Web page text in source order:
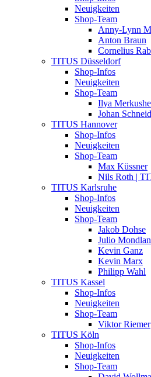
Neuigkeiten
Shop-Team
Anny-Lynn
Anton Braun
Cornelius
TITUS Düsseldorf
Shop-Infos
Neuigkeiten
Shop-Team
Ilya
Johan
TITUS Hannover
Shop-Infos
Neuigkeiten
Shop-Team
Max Küssner
Nils Roth |
TITUS Karlsruhe
Shop-Infos
Neuigkeiten
Shop-Team
Jakob Dohse
Julio
Kevin Ganz
Kevin Marx
Philipp Wahl
TITUS Kassel
Shop-Infos
Neuigkeiten
Shop-Team
Viktor Riemer
TITUS Köln
Shop-Infos
Neuigkeiten
Shop-Team